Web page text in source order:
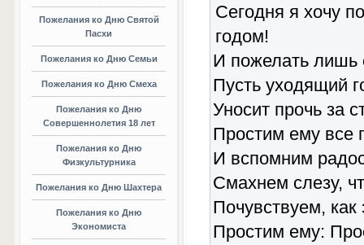
Пожелания ко Дню Святой
Пасхи
Пожелания ко Дню Семьи
Пожелания ко Дню Смеха
Пожелания ко Дню
Совершеннолетия 18 лет
Пожелания ко Дню
Физкультурника
Пожелания ко Дню Шахтера
Пожелания ко Дню
Экономиста
Сегодня я хочу
годом!
И пожелать лишь
Пусть уходящий
Уносит прочь за
Простим ему все
И вспомним
Смахнем слезу,
Почувствуем, как
Простим ему: